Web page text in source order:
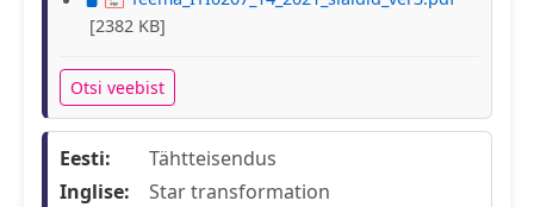
[2382 KB]
Otsi veebist
Eesti:
Tähtteisendus
Inglise:
Star transformation